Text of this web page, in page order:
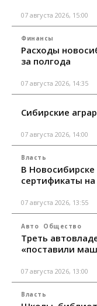
07 августа 2026, 15:00
Финансы
Расходы
за полгода
07 августа 2026, 14:35
Сибирские
07 августа 2026, 14:00
Власть
В
сертификаты
07 августа 2026, 13:55
Авто Общество
Треть
«поставили
07 августа 2026, 13:00
Власть